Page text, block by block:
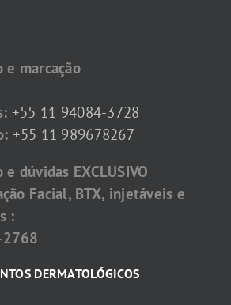
marcação
+55 11 94084-3728
+55 11 989678267
dúvidas EXCLUSIVO
Facial, BTX, injetáveis e
:
DERMATOLÓGICOS